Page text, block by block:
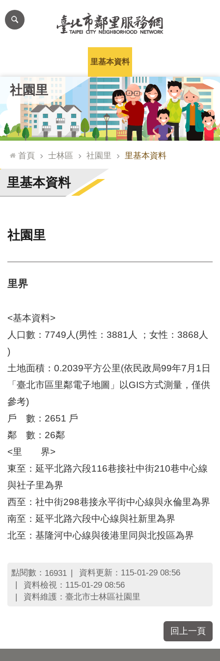
跳到主要內容區塊
網
站
台
通
臺
北
市
門
整
檢
索
統
文
化
局
化
資
北
市
區
里
界
說
臺
北
市
鄰
長
社園里
里基本資料
首頁 士林區 社園里 里基本資料
里基本資料
社園里
里界
<基本資料>
人口數：7749人(男性：3881人 ；女性：3868人
)
土地面積：0.2039平方公里(依民政局99年7月1日
「臺北市區里鄰電子地圖」以GIS方式測量，僅供
參考)
戶 數：2651 戶
鄰 數：26鄰
<里 界>
東至：延平北路六段116巷接社中街210巷中心線
與社子里為界
西至：社中街298巷接永平街中心線與永倫里為界
南至：延平北路六段中心線與社新里為界
北至：基隆河中心線與後港里同與北投區為界
點閱數： 16931
資料更新：115-01-29 08:56
資料檢視：115-01-29 08:56
資料維護：臺北市士林區社園里
回上一頁